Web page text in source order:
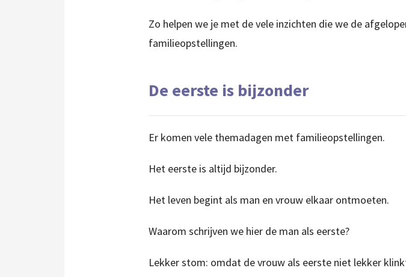
Zo helpen we je met de vele inzichten die we de
familieopstellingen.
De eerste is bijzonder
Er komen vele themadagen met familieopstellingen.
Het eerste is altijd bijzonder.
Het leven begint als man en vrouw elkaar ontmoeten.
Waarom schrijven we hier de man als eerste?
Lekker stom: omdat de vrouw als eerste niet lekker